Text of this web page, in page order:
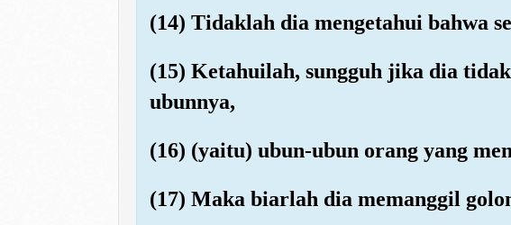
(14) Tidaklah dia mengetahui bahwa
(15) Ketahuilah, sungguh jika dia
ubunnya,
(16) (yaitu) ubun-ubun orang yang
(17) Maka biarlah dia memanggil